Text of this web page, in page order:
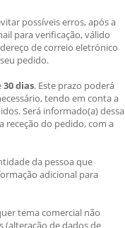
possíveis erros, após a
para verificação, válido
de correio eletrónico
pedido.
30 dias. Este prazo poderá
tendo em conta a
Será informado(a) dessa
receção do pedido, com a
da pessoa que
adicional para
tema comercial não
(alteração de dados de